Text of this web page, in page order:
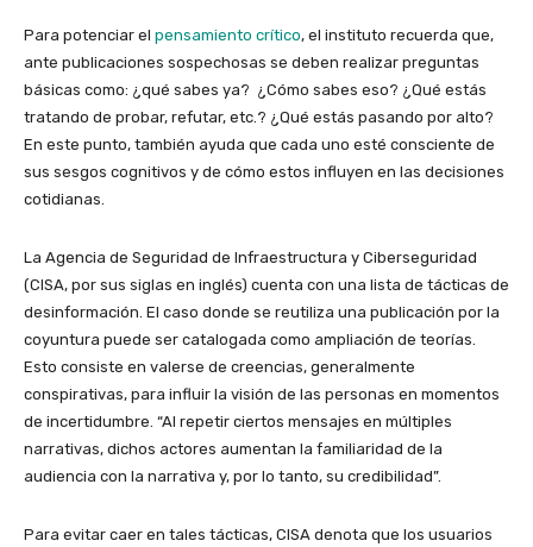
Para potenciar el pensamiento crítico, el instituto recuerda que,
ante publicaciones sospechosas se deben realizar preguntas
básicas como: ¿qué sabes ya? ¿Cómo sabes eso? ¿Qué estás
tratando de probar, refutar, etc.? ¿Qué estás pasando por alto?
En este punto, también ayuda que cada uno esté consciente de
sus sesgos cognitivos y de cómo estos influyen en las decisiones
cotidianas.
La Agencia de Seguridad de Infraestructura y Ciberseguridad
(CISA, por sus siglas en inglés) cuenta con una lista de tácticas de
desinformación. El caso donde se reutiliza una publicación por la
coyuntura puede ser catalogada como ampliación de teorías.
Esto consiste en valerse de creencias, generalmente
conspirativas, para influir la visión de las personas en momentos
de incertidumbre. “Al repetir ciertos mensajes en múltiples
narrativas, dichos actores aumentan la familiaridad de la
audiencia con la narrativa y, por lo tanto, su credibilidad”.
Para evitar caer en tales tácticas, CISA denota que los usuarios